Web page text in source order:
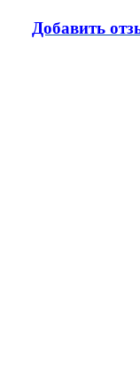
Добавить